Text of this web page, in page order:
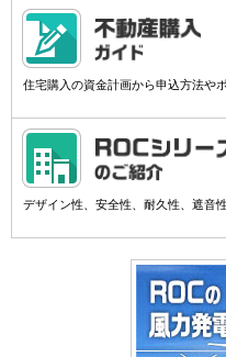
住宅購入の資金計画から申込方法や
デザイン性、安全性、耐久性、遮音